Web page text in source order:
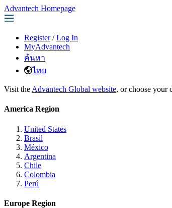
Advantech Homepage
Register / Log In
MyAdvantech
ค้นหา
ไทย
Visit the Advantech Global website, or choose your
America Region
United States
Brasil
México
Argentina
Chile
Colombia
Perú
Europe Region